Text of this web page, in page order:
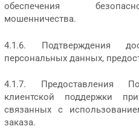
обеспечения
мошенничества.
4.1.6. Подтверждения
персональных данных,
4.1.7. Предоставления
клиентской поддержки
связанных с
заказа.